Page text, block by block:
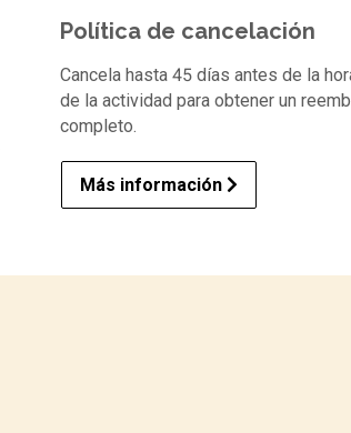
Política de cancelación
Cancela hasta 45 días antes de la
de la actividad para obtener un
completo.
Más información